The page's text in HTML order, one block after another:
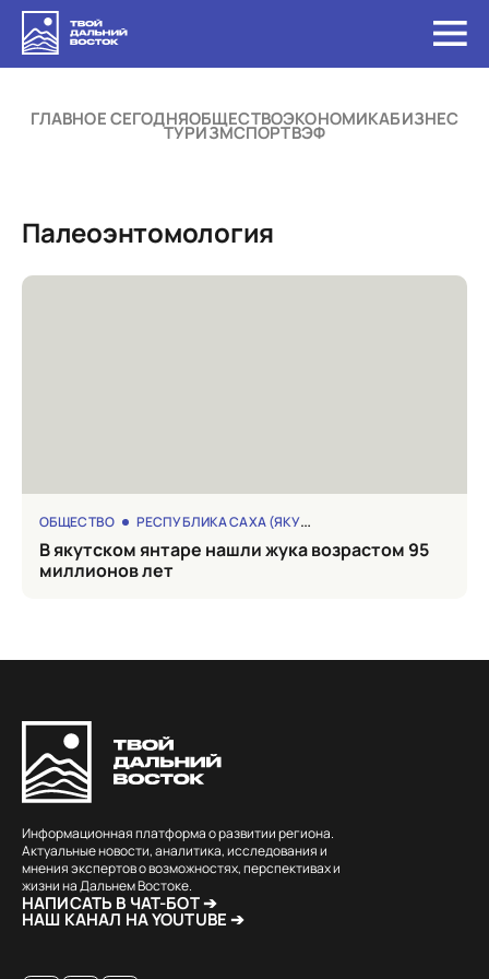
ГЛАВНОЕ СЕГОДНЯОБЩЕСТВОЭКОНОМИКАБИЗНЕС
ТУРИЗМСПОРТВЭФ
Палеоэнтомология
ОБЩЕСТВО РЕСПУБЛИКА САХА (ЯКУТИЯ)
в якутском янтаре нашли жука возрастом 95
миллионов лет
Информационная платформа о развитии региона.
Актуальные новости, аналитика, исследования и
мнения экспертов о возможностях, перспективах и
жизни на Дальнем Востоке.
НАПИСАТЬ В ЧАТ-БОТ ➔
НАШ КАНАЛ НА YOUTUBE ➔